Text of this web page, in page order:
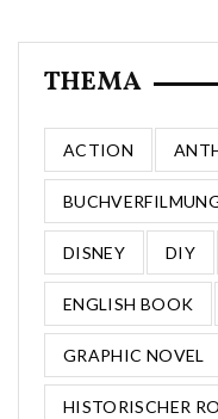
THEMA
ACTION
DISNEY DIY
ENGLISH BOOK
GRAPHIC NOVEL
HISTORISCHER